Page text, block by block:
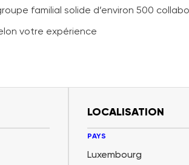
familial solide d’environ 500
votre expérience
LOCALISATION
PAYS
Luxembourg